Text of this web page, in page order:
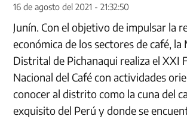
16 de agosto del 2021 - 21:32:50
Junín. Con el objetivo de impulsar la
económica de los sectores de café, la
Distrital de Pichanaqui realiza el XXI
Nacional del Café con actividades
conocer al distrito como la cuna del
exquisito del Perú y donde se